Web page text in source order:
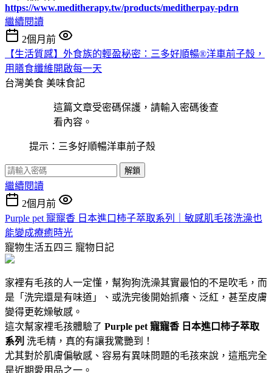
https://www.meditherapy.tw/products/meditherpay-pdrn
繼續閱讀
2個月前
【生活質感】外食族的輕盈秘密：三多好順暢®洋車前子殼，
用膳食纖維開啟每一天
台灣美食 美味食記
這篇文章受密碼保護，請輸入密碼後查
看內容。
提示：三多好順暢洋車前子殼
解鎖
繼續閱讀
2個月前
Purple pet 寵寵香 日本進口柿子萃取系列｜敏感肌毛孩洗澡也
能變成療癒時光
寵物生活五四三 寵物日記
家裡有毛孩的人一定懂，幫狗狗洗澡其實最怕的不是吹毛，而
是「洗完還是有味道」、或洗完後開始抓癢、泛紅，甚至皮膚
變得更乾燥敏感。
這次幫家裡毛孩體驗了 Purple pet 寵寵香 日本進口柿子萃取
系列 洗毛精，真的有讓我驚艷到！
尤其對於肌膚偏敏感、容易有異味問題的毛孩來說，這瓶完全
是近期愛用品之一。